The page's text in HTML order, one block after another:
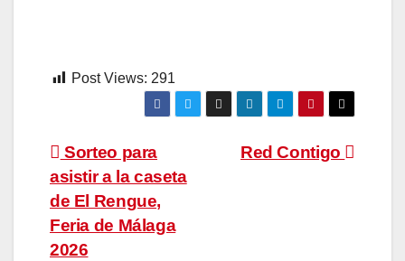
Post Views: 291
Navegación
de
entradas
Red Contigo
Sorteo para
asistir a la caseta
de El Rengue,
Feria de Málaga
2026